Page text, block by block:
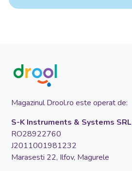
Magazinul Drool.ro este operat de:
S-K Instruments & Systems SRL
RO28922760
J2011001981232
Marasesti 22, Ilfov, Magurele